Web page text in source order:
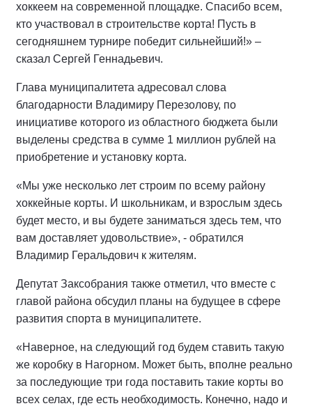
хоккеем на современной площадке. Спасибо всем,
кто участвовал в строительстве корта! Пусть в
сегодняшнем турнире победит сильнейший!» –
сказал Сергей Геннадьевич.
Глава муниципалитета адресовал слова
благодарности Владимиру Перезолову, по
инициативе которого из областного бюджета были
выделены средства в сумме 1 миллион рублей на
приобретение и установку корта.
«Мы уже несколько лет строим по всему району
хоккейные корты. И школьникам, и взрослым здесь
будет место, и вы будете заниматься здесь тем, что
вам доставляет удовольствие», - обратился
Владимир Геральдович к жителям.
Депутат Заксобрания также отметил, что вместе с
главой района обсудил планы на будущее в сфере
развития спорта в муниципалитете.
«Наверное, на следующий год будем ставить такую
же коробку в Нагорном. Может быть, вполне реально
за последующие три года поставить такие корты во
всех селах, где есть необходимость. Конечно, надо и